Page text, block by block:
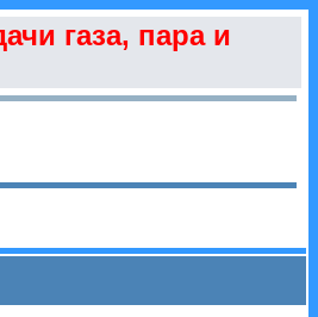
газа, пара и